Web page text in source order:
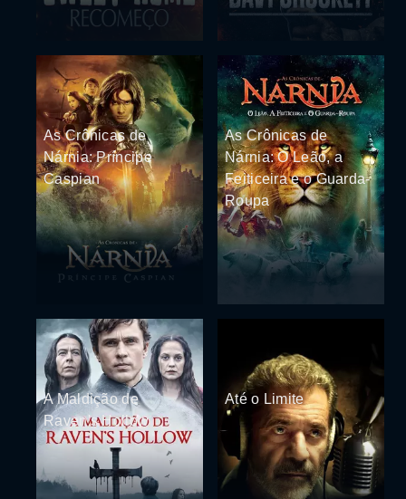
As Crônicas de
Nárnia: Príncipe
Caspian
As Crônicas de
Nárnia: O Leão, a
Feiticeira e o Guarda-
Roupa
A Maldição de
Raven's Hollow
Até o Limite